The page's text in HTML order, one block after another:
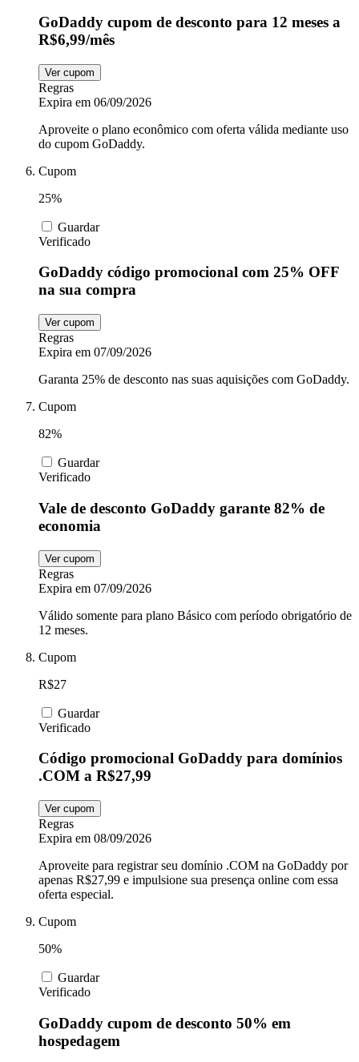
GoDaddy cupom de desconto para 12 meses a
R$6,99/mês
Ver cupom
Regras
Expira em 06/09/2026
Aproveite o plano econômico com oferta válida mediante uso
do cupom GoDaddy.
Cupom
25%
Guardar
Verificado
GoDaddy código promocional com 25% OFF
na sua compra
Ver cupom
Regras
Expira em 07/09/2026
Garanta 25% de desconto nas suas aquisições com GoDaddy.
Cupom
82%
Guardar
Verificado
Vale de desconto GoDaddy garante 82% de
economia
Ver cupom
Regras
Expira em 07/09/2026
Válido somente para plano Básico com período obrigatório de
12 meses.
Cupom
R$27
Guardar
Verificado
Código promocional GoDaddy para domínios
.COM a R$27,99
Ver cupom
Regras
Expira em 08/09/2026
Aproveite para registrar seu domínio .COM na GoDaddy por
apenas R$27,99 e impulsione sua presença online com essa
oferta especial.
Cupom
50%
Guardar
Verificado
GoDaddy cupom de desconto 50% em
hospedagem